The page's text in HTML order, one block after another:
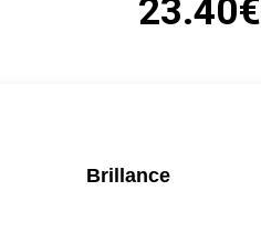
23.40€
Brillance